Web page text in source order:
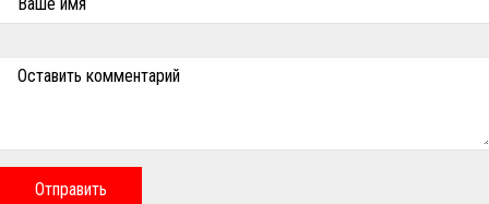
Оставить комментарий
Отправить